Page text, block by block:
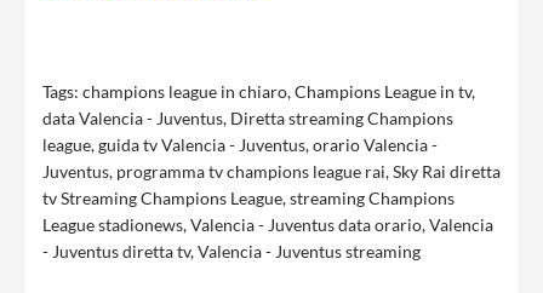
Tags: champions league in chiaro,Champions League in tv,
data Valencia - Juventus, Diretta streaming Champions
league,guida tv Valencia - Juventus,orario Valencia -
Juventus, programma tv champions league rai,Sky Rai diretta
tv Streaming Champions League,streaming Champions
League stadionews,Valencia - Juventus data orario,Valencia
- Juventus diretta tv,Valencia - Juventus streaming